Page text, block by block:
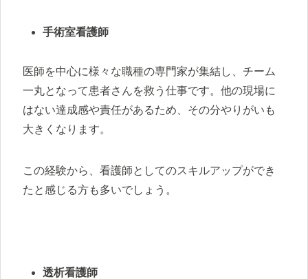
手術室看護師
医師を中心に様々な職種の専門家が集結し、チーム
一丸となって患者さんを救う仕事です。他の現場に
はない達成感や責任があるため、その分やりがいも
大きくなります。
この経験から、看護師としてのスキルアップができ
たと感じる方も多いでしょう。
透析看護師